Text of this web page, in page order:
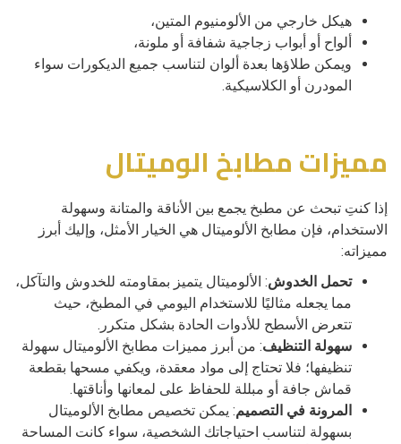
هيكل خارجي من الألومنيوم المتين،
ألواح أو أبواب زجاجية شفافة أو ملونة،
ويمكن طلاؤها بعدة ألوان لتناسب جميع الديكورات سواء
المودرن أو الكلاسيكية.
مميزات مطابخ الوميتال
إذا كنتِ تبحث عن مطبخ يجمع بين الأناقة والمتانة وسهولة
الاستخدام، فإن مطابخ الألوميتال هي الخيار الأمثل، وإليك أبرز
مميزاته:
تحمل الخدوش: الألوميتال يتميز بمقاومته للخدوش والتآكل،
مما يجعله مثاليًا للاستخدام اليومي في المطبخ، حيث
تتعرض الأسطح للأدوات الحادة بشكل متكرر.
سهولة التنظيف: من أبرز مميزات مطابخ الألوميتال سهولة
تنظيفها؛ فلا تحتاج إلى مواد معقدة، ويكفي مسحها بقطعة
قماش جافة أو مبللة للحفاظ على لمعانها وأناقتها.
المرونة في التصميم: يمكن تخصيص مطابخ الألوميتال
بسهولة لتناسب احتياجاتك الشخصية، سواء كانت المساحة